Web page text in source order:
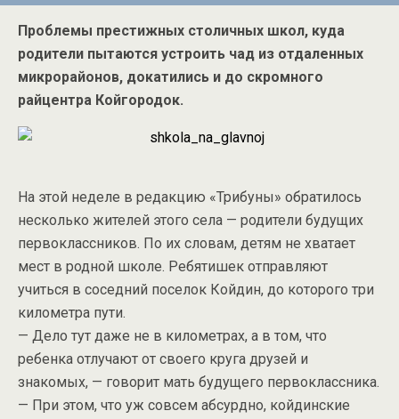
Проблемы престижных столичных школ, куда
родители пытаются устроить чад из отдаленных
микрорайонов, докатились и до скромного
райцентра Койгородок.
На этой неделе в редакцию «Трибуны» обратилось
несколько жителей этого села — родители будущих
первоклассников. По их словам, детям не хватает
мест в родной школе. Ребятишек отправляют
учиться в соседний поселок Койдин, до которого три
километра пути.
— Дело тут даже не в километрах, а в том, что
ребенка отлучают от своего круга друзей и
знакомых, — говорит мать будущего первоклассника.
— При этом, что уж совсем абсурдно, койдинские